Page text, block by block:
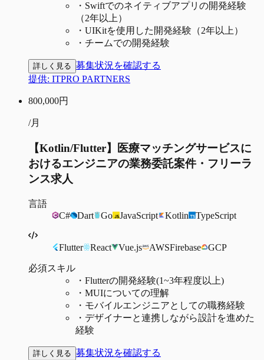
・ Swiftでのネイティブアプリの開発経験
（2年以上）
・ UIKitを使用した開発経験（2年以上）
・ チームでの開発経験
詳しく見る 募集状況を確認する
提供: ITPRO PARTNERS
800,000円
/月
【Kotlin/Flutter】医療マッチングサービスに
おけるエンジニアの業務委託案件・フリーラ
ンス求人
言語
C#
Dart Go JavaScript Kotlin TypeScript
Flutter React Vue.js AWSFirebase GCP
必須スキル
・ Flutterの開発経験(1~3年程度以上)
・ MUIについての理解
・ モバイルエンジニアとしての職務経験
・ デザイナーと連携しながら設計を進めた
経験
詳しく見る 募集状況を確認する